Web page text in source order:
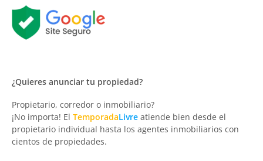
¿Quieres anunciar tu propiedad?
Propietario, corredor o inmobiliario?
¡No importa! El TemporadaLivre atiende bien desde el
propietario individual hasta los agentes inmobiliarios con
cientos de propiedades.